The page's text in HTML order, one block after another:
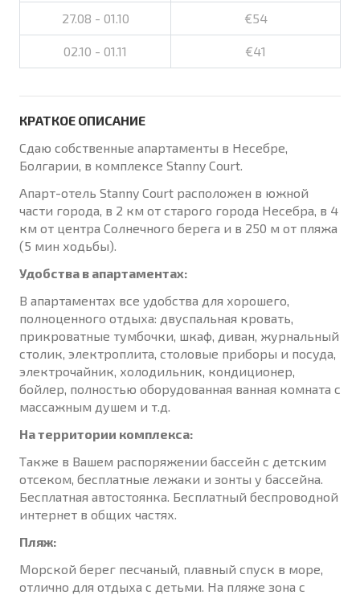
27.08 - 01.10 €54
02.10 - 01.11 €41
КРАТКОЕ ОПИСАНИЕ
Сдаю собственные апартаменты в Несебре,
Болгарии, в комплексе Stanny Court.
Апарт-отель Stanny Court расположен в южной
части города, в 2 км от старого города Несебра, в 4
км от центра Солнечного берега и в 250 м от пляжа
(5 мин ходьбы).
Удобства в апартаментах:
В апартаментах все удобства для хорошего,
полноценного отдыха: двуспальная кровать,
прикроватные тумбочки, шкаф, диван, журнальный
столик, электроплита, столовые приборы и посуда,
электрочайник, холодильник, кондиционер,
бойлер, полностью оборудованная ванная комната с
массажным душем и т.д.
На территории комплекса:
Также в Вашем распоряжении бассейн с детским
отсеком, бесплатные лежаки и зонты у бассейна.
Бесплатная автостоянка. Бесплатный беспроводной
интернет в общих частях.
Пляж:
Морской берег песчаный, плавный спуск в море,
отлично для отдыха с детьми. На пляже зона с